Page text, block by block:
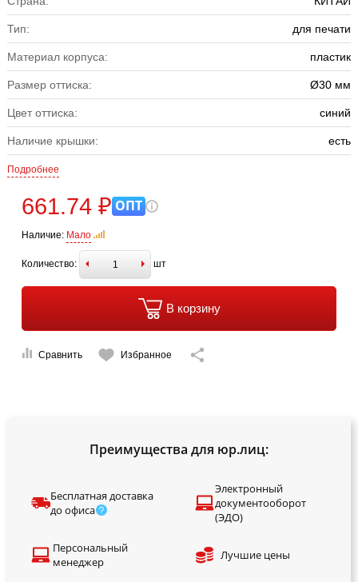
Тип: для печати
Материал корпуса: пластик
Размер оттиска: Ø30 мм
Цвет оттиска: синий
Наличие крышки: есть
Подробнее
661.74 ₽ ОПТ
Наличие: Мало
Количество: шт
В корзину
Сравнить Избранное
Преимущества для юр.лиц:
Бесплатная доставка
до офиса
Электронный
документооборот
(ЭДО)
Персональный
менеджер
Лучшие цены